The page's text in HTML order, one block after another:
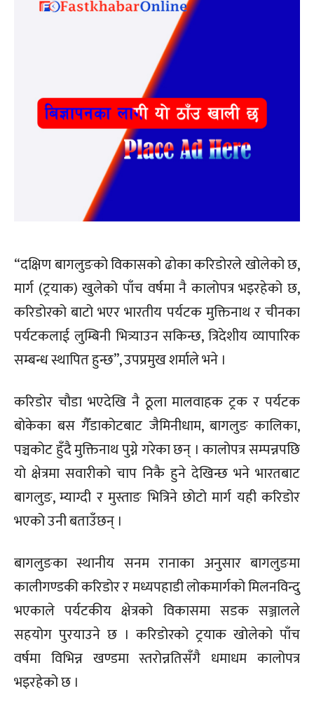
“दक्षिण बागलुङको विकासको ढोका करिडोरले खोलेको छ,
मार्ग (ट्रयाक) खुलेको पाँच वर्षमा नै कालोपत्र भइरहेको छ,
करिडोरको बाटो भएर भारतीय पर्यटक मुक्तिनाथ र चीनका
पर्यटकलाई लुम्बिनी भित्र्याउन सकिन्छ, त्रिदेशीय व्यापारिक
सम्बन्ध स्थापित हुन्छ”, उपप्रमुख शर्माले भने ।
करिडोर चौडा भएदेखि नै ठूला मालवाहक ट्रक र पर्यटक
बोकेका बस गैँडाकोटबाट जैमिनीधाम, बागलुङ कालिका,
पञ्चकोट हुँदै मुक्तिनाथ पुग्ने गरेका छन् । कालोपत्र सम्पन्नपछि
यो क्षेत्रमा सवारीको चाप निकै हुने देखिन्छ भने भारतबाट
बागलुङ, म्याग्दी र मुस्ताङ भित्रिने छोटो मार्ग यही करिडोर
भएको उनी बताउँछन् ।
बागलुङका स्थानीय सनम रानाका अनुसार बागलुङमा
कालीगण्डकी करिडोर र मध्यपहाडी लोकमार्गको मिलनविन्दु
भएकाले पर्यटकीय क्षेत्रको विकासमा सडक सञ्जालले
सहयोग पुरयाउने छ । करिडोरको ट्रयाक खोलेको पाँच
वर्षमा विभिन्न खण्डमा स्तरोन्नतिसँगै धमाधम कालोपत्र
भइरहेको छ ।